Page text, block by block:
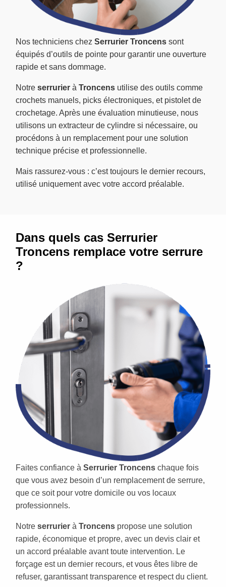
Nos techniciens chez Serrurier Troncens sont
équipés d’outils de pointe pour garantir une ouverture
rapide et sans dommage.
Notre serrurier à Troncens utilise des outils comme
crochets manuels, picks électroniques, et pistolet de
crochetage. Après une évaluation minutieuse, nous
utilisons un extracteur de cylindre si nécessaire, ou
procédons à un remplacement pour une solution
technique précise et professionnelle.
Mais rassurez-vous : c’est toujours le dernier recours,
utilisé uniquement avec votre accord préalable.
Dans quels cas Serrurier
Troncens remplace votre serrure
?
Faites confiance à Serrurier Troncens chaque fois
que vous avez besoin d’un remplacement de serrure,
que ce soit pour votre domicile ou vos locaux
professionnels.
Notre serrurier à Troncens propose une solution
rapide, économique et propre, avec un devis clair et
un accord préalable avant toute intervention. Le
forçage est un dernier recours, et vous êtes libre de
refuser, garantissant transparence et respect du client.